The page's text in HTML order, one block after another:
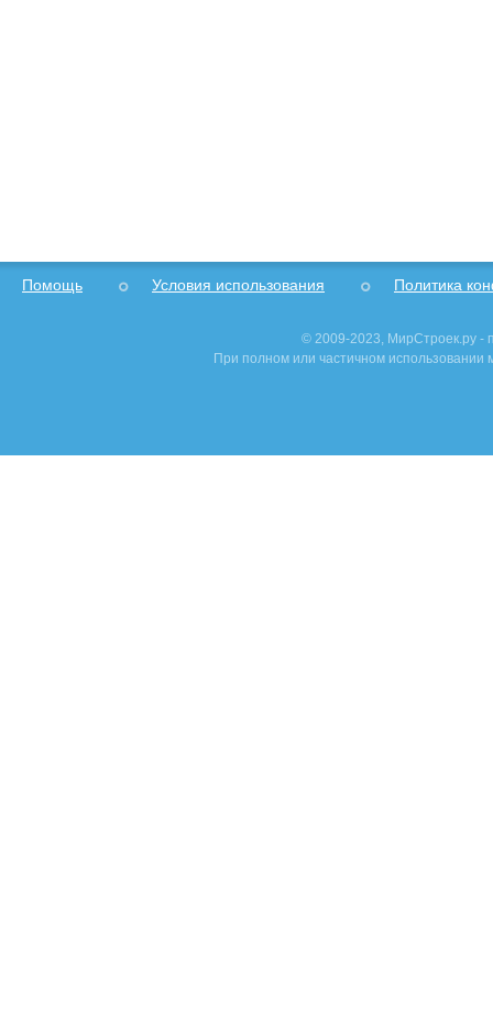
Помощь Условия использования Политика
© 2009-2023, МирСтроек.ру -
При полном или частичном использовании